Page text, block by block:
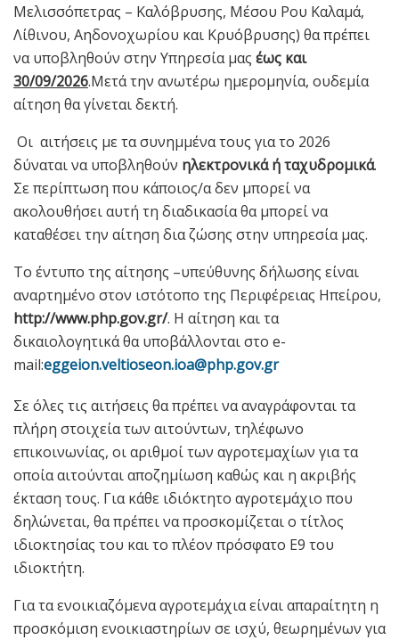
Μελισσόπετρας – Καλόβρυσης, Μέσου Ρου Καλαμά,
Λίθινου, Αηδονοχωρίου και Κρυόβρυσης) θα πρέπει
να υποβληθούν στην Υπηρεσία μας έως και
30/09/2026.Μετά την ανωτέρω ημερομηνία, ουδεμία
αίτηση θα γίνεται δεκτή.
Οι αιτήσεις με τα συνημμένα τους για το 2026
δύναται να υποβληθούν ηλεκτρονικά ή ταχυδρομικά.
Σε περίπτωση που κάποιος/α δεν μπορεί να
ακολουθήσει αυτή τη διαδικασία θα μπορεί να
καταθέσει την αίτηση δια ζώσης στην υπηρεσία μας.
Το έντυπο της αίτησης –υπεύθυνης δήλωσης είναι
αναρτημένο στον ιστότοπο της Περιφέρειας Ηπείρου,
http://www.php.gov.gr/. Η αίτηση και τα
δικαιολογητικά θα υποβάλλονται στο e-
mail:eggeion.veltioseon.ioa@php.gov.gr
Σε όλες τις αιτήσεις θα πρέπει να αναγράφονται τα
πλήρη στοιχεία των αιτούντων, τηλέφωνο
επικοινωνίας, οι αριθμοί των αγροτεμαχίων για τα
οποία αιτούνται αποζημίωση καθώς και η ακριβής
έκταση τους. Για κάθε ιδιόκτητο αγροτεμάχιο που
δηλώνεται, θα πρέπει να προσκομίζεται ο τίτλος
ιδιοκτησίας του και το πλέον πρόσφατο Ε9 του
ιδιοκτήτη.
Για τα ενοικιαζόμενα αγροτεμάχια είναι απαραίτητη η
προσκόμιση ενοικιαστηρίων σε ισχύ, θεωρημένων για